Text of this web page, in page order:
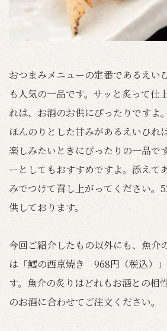
おつまみメニューの定番であるえい
も人気の一品です。サッと炙って仕
れは、お酒のお供にぴったりですよ
ほんのりとした甘みがあるえいひれ
楽しみたいときにぴったりの一品で
ーとしてもおすすめですよ。添えて
みでつけて召し上がってください。
供しております。
今回ご紹介したもの以外にも、魚介
は「鱈の西京焼き 968円（税込）
す。魚介の炙りはどれもお酒との相
のお酒に合わせてご注文ください。